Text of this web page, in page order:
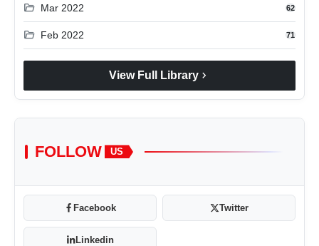
folder_open Mar 2022 62
folder_open Feb 2022 71
View Full Library chevron_right
FOLLOW US
Facebook Twitter
Linkedin